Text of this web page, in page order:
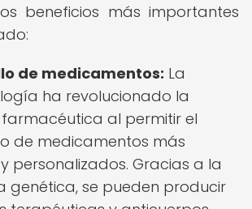
beneficios más importantes
de medicamentos: La
ha revolucionado la
al permitir el
de medicamentos más
personalizados. Gracias a la
genética, se pueden producir